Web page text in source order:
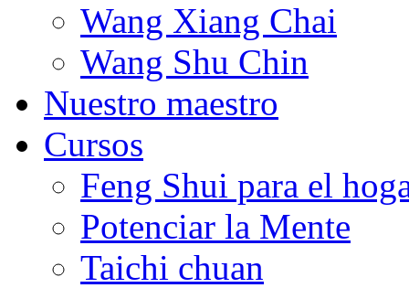
Wang Xiang Chai
Wang Shu Chin
Nuestro maestro
Cursos
Feng Shui para el
Potenciar la Mente
Taichi chuan